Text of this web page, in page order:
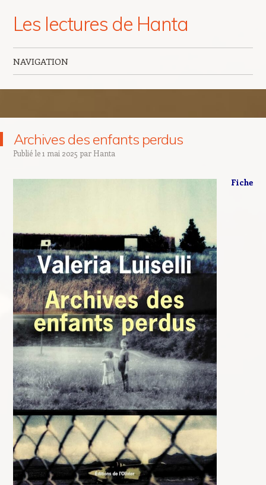
Les lectures de Hanta
NAVIGATION
Archives des enfants perdus
Publié le1 mai 2025 par Hanta
Fiche